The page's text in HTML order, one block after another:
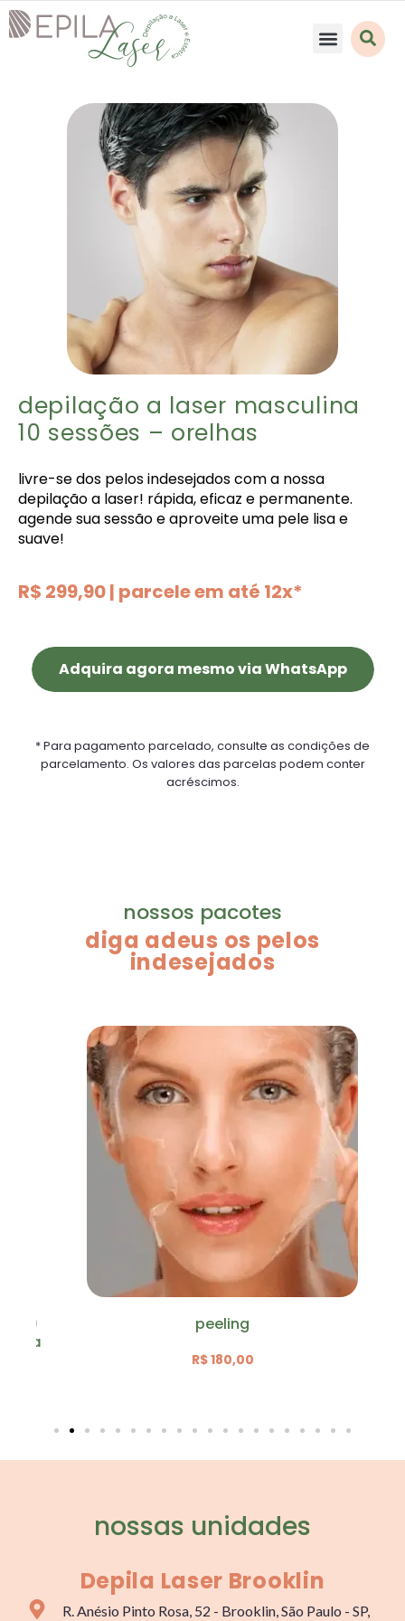
depilação a laser masculina
10 sessões – orelhas
livre-se dos pelos indesejados com a nossa
depilação a laser! rápida, eficaz e permanente.
agende sua sessão e aproveite uma pele lisa e
suave!
R$ 299,90 | parcele em até 12x*
Adquira agora mesmo via WhatsApp
* Para pagamento parcelado, consulte as condições de
parcelamento. Os valores das parcelas podem conter
acréscimos.
nossos pacotes
diga adeus os pelos
indesejados
peeling
R$ 180,00
nossas unidades
Depila Laser Brooklin
R. Anésio Pinto Rosa, 52 - Brooklin, São Paulo - SP,